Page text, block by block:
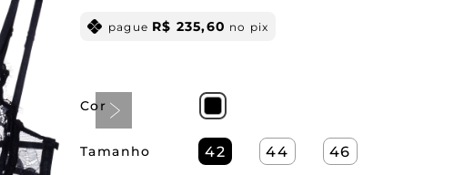
pague R$ 235,60 no pix
Cor
Tamanho 42 44 46